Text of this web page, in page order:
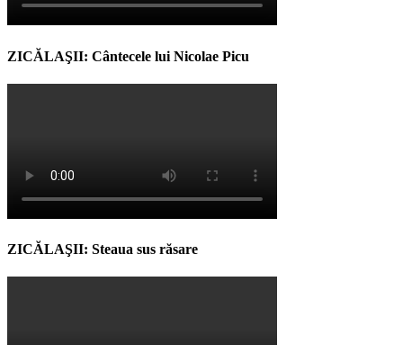
ZICĂLAŞII: Cântecele lui Nicolae Picu
ZICĂLAŞII: Steaua sus răsare